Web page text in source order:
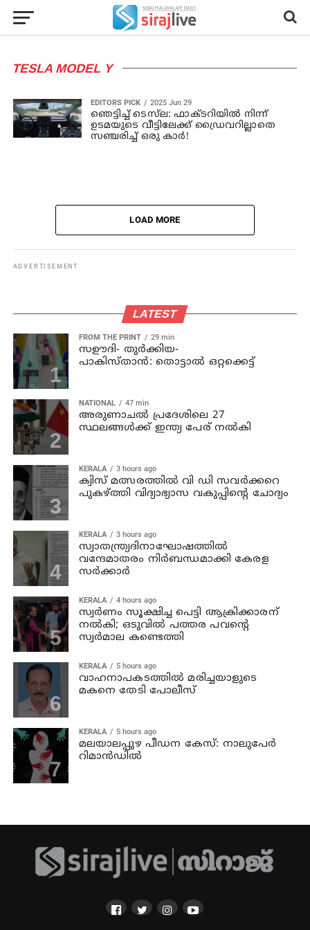
TESLA MODEL Y
EDITORS PICK 2025 Jun 29
ഞെട്ടിച്ച് ടെസ്‌ല: ഫാക്ടറിയിൽ നിന്ന്
ഉടമയുടെ വീട്ടിലേക്ക് ഡ്രൈവറില്ലാതെ
സഞ്ചരിച്ച് ഒരു കാർ!
LOAD MORE
ADVERTISEMENT
LATEST
FROM THE PRINT 29 min
സഊദി- തുർക്കിയ-
പാകിസ്താൻ: തൊട്ടാൽ ഒറ്റക്കെട്ട്
NATIONAL 47 min
അരുണാചല്‍ പ്രദേശിലെ 27
സ്ഥലങ്ങള്‍ക്ക് ഇന്ത്യ പേര് നല്‍കി
KERALA 3 hours ago
ക്വിസ് മത്സരത്തില്‍ വി ഡി സവര്‍ക്കറെ
പുകഴ്ത്തി വിദ്യാഭ്യാസ വകുപ്പിന്റെ ചോദ്യം
KERALA 3 hours ago
സ്വാതന്ത്ര്യദിനാഘോഷത്തില്‍
വന്ദേമാതരം നിര്‍ബന്ധമാക്കി കേരള
സര്‍ക്കാര്‍
KERALA 4 hours ago
സ്വര്‍ണം സൂക്ഷിച്ച പെട്ടി ആക്രിക്കാരന്
നല്‍കി; ഒടുവില്‍ പത്തര പവന്റെ
സ്വര്‍മാല കണ്ടെത്തി
KERALA 5 hours ago
വാഹനാപകടത്തില്‍ മരിച്ചയാളുടെ
മകനെ തേടി പോലീസ്
KERALA 5 hours ago
മലയാലപ്പുഴ പീഡന കേസ്: നാലുപേര്‍
റിമാന്‍ഡില്‍